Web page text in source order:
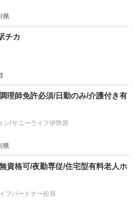
県
チカ
理師免許必須/日勤のみ/介護付き有
ン/サニーライフ伊勢原
県
資格可/夜勤専従/住宅型有料老人ホ
フパートナー松原